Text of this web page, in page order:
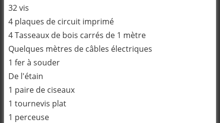
32 vis
4 plaques de circuit imprimé
4 Tasseaux de bois carrés de 1 mètre
Quelques mètres de câbles électriques
1 fer à souder
De l'étain
1 paire de ciseaux
1 tournevis plat
1 perceuse